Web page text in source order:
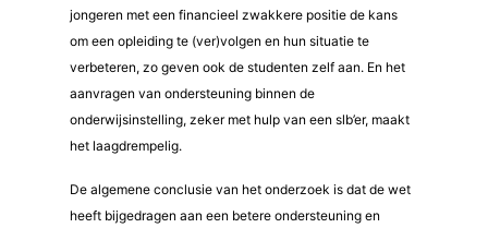
jongeren met een financieel zwakkere positie de kans
om een opleiding te (ver)volgen en hun situatie te
verbeteren, zo geven ook de studenten zelf aan. En het
aanvragen van ondersteuning binnen de
onderwijsinstelling, zeker met hulp van een slb’er, maakt
het laagdrempelig.
De algemene conclusie van het onderzoek is dat de wet
heeft bijgedragen aan een betere ondersteuning en